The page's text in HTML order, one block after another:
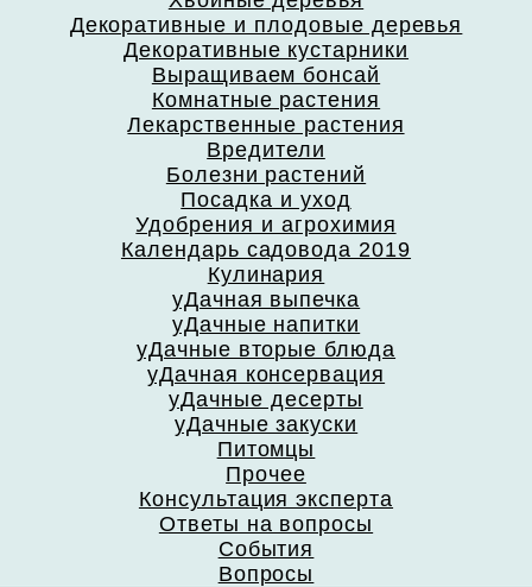
Декоративные и плодовые деревья
Декоративные кустарники
Выращиваем бонсай
Комнатные растения
Лекарственные растения
Вредители
Болезни растений
Посадка и уход
Удобрения и агрохимия
Календарь садовода 2019
Кулинария
уДачная выпечка
уДачные напитки
уДачные вторые блюда
уДачная консервация
уДачные десерты
уДачные закуски
Питомцы
Прочее
Консультация эксперта
Ответы на вопросы
События
Вопросы